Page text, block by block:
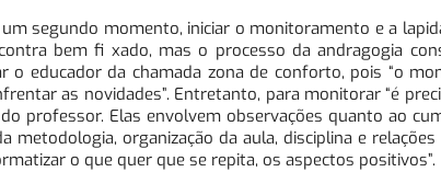
segundo momento, iniciar o monitoramento e a
bem fi xado, mas o processo da andragogia
educador da chamada zona de conforto, pois “o
as novidades”. Entretanto, para monitorar “é
professor. Elas envolvem observações quanto ao
metodologia, organização da aula, disciplina e
o que quer que se repita, os aspectos positivos”.